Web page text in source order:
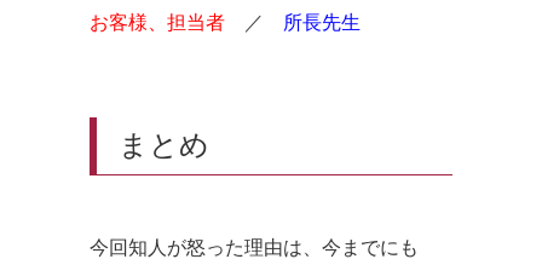
お客様、担当者 ／ 所長先生
まとめ
今回知人が怒った理由は、今までにも